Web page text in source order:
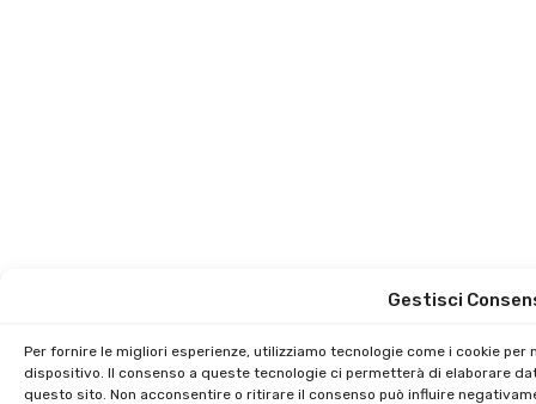
Gestisci
Per fornire le migliori esperienze, utilizziamo tecnologie come i cookie
dispositivo. Il consenso a queste tecnologie ci permetterà di elaborare
questo sito. Non acconsentire o ritirare il consenso può influire